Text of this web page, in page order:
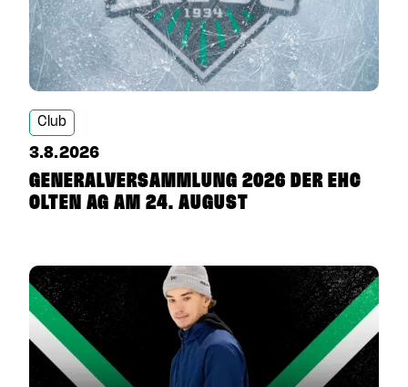
Club
3.8.2026
GENERALVERSAMMLUNG 2026 DER EHC
OLTEN AG AM 24. AUGUST